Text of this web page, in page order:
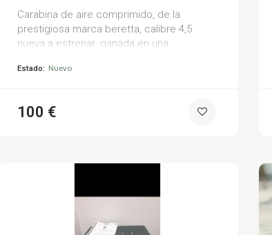
Carabina de aire comprimido, de la
prestigiosa marca beretta, calibre 4,5.
nueva a estrenar. ganada en una
Estado: Nuevo
100 €